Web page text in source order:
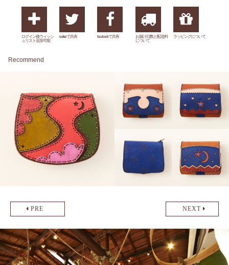
ログイン後ウィッシ
ュリスト追加可能
twitterで共有 facebookで共有
お届け日数と配送料
について
ラッピングについて
Recommend